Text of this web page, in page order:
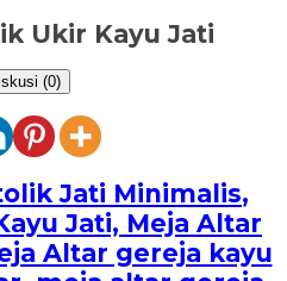
Ukir Kayu Jati
(0)
Jati Minimalis,
Jati, Meja Altar
Altar gereja kayu